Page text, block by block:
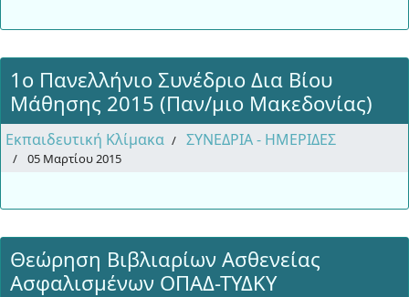
1ο Πανελλήνιο Συνέδριο Δια Βίου
Μάθησης 2015 (Παν/μιο Μακεδονίας)
Εκπαιδευτική Κλίμακα ΣΥΝΕΔΡΙΑ - ΗΜΕΡΙΔΕΣ
05 Μαρτίου 2015
Θεώρηση Βιβλιαρίων Ασθενείας
Ασφαλισμένων ΟΠΑΔ-ΤΥΔΚΥ